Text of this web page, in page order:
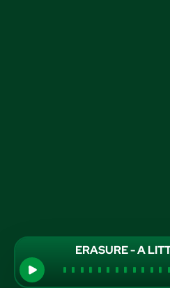
ERASURE - A